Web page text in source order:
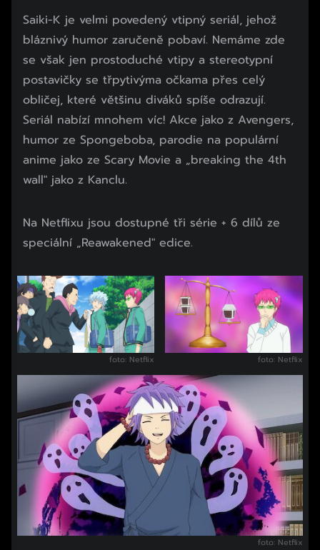
Saiki-K je velmi povedený vtipný seriál, jehož
bláznivý humor zaručeně pobaví. Nemáme zde
se však jen prostoduché vtipy a stereotypní
postavičky se třpytivýma očkama přes celý
obličej, které většinu diváků spíše odrazují.
Seriál nabízí mnohem víc! Akce jako z Avengers,
humor ze Spongeboba, parodie na populární
anime jako ze Scary Movie a „breaking the 4th
wall" jako z Kanclu.
Na Netflixu jsou dostupné tři série + 6 dílů ze
speciální „Reawakened" edice.
foto: Netflix foto: Netflix
foto: Netflix